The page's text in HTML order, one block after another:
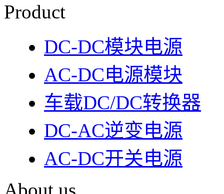
Product
DC-DC模块电源
AC-DC电源模块
车载DC/DC转换器
DC-AC逆变电源
AC-DC开关电源